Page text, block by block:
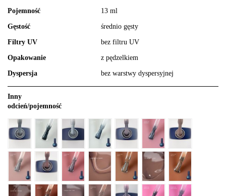
Pojemność 13 ml
Gęstość średnio gęsty
Filtry UV bez filtru UV
Opakowanie z pędzelkiem
Dyspersja bez warstwy dyspersyjnej
Inny
odcień/pojemność